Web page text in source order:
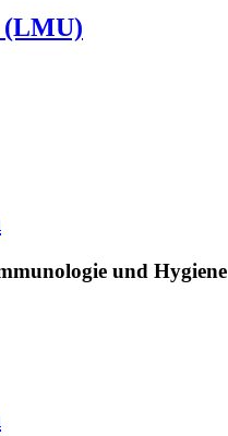
(LMU)
und Hygiene